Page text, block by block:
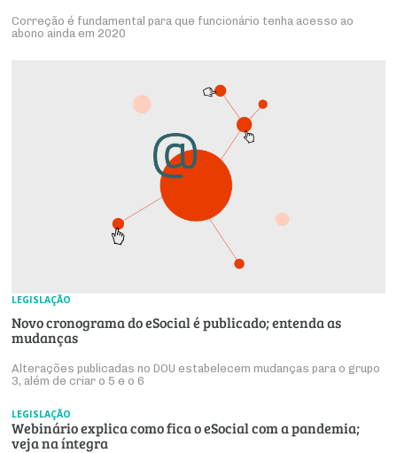
Correção é fundamental para que funcionário tenha acesso ao
abono ainda em 2020
LEGISLAÇÃO
Novo cronograma do eSocial é publicado; entenda as
mudanças
Alterações publicadas no DOU estabelecem mudanças para o grupo
3, além de criar o 5 e o 6
LEGISLAÇÃO
Webinário explica como fica o eSocial com a pandemia;
veja na íntegra